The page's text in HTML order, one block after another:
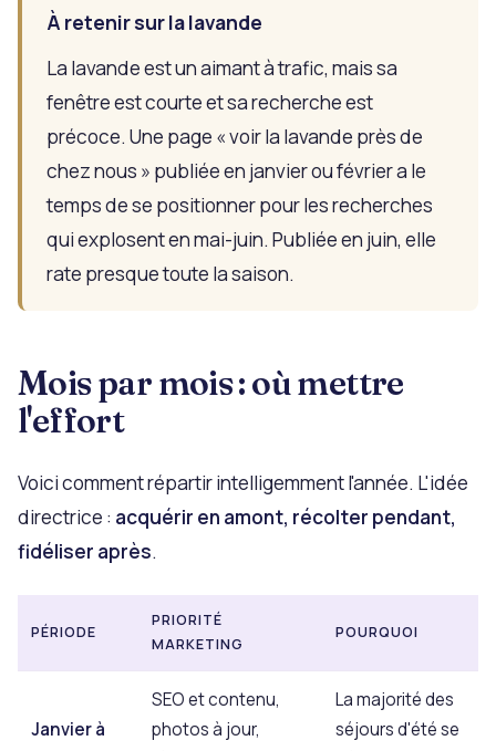
À retenir sur la lavande
La lavande est un aimant à trafic, mais sa
fenêtre est courte et sa recherche est
précoce. Une page « voir la lavande près de
chez nous » publiée en janvier ou février a le
temps de se positionner pour les recherches
qui explosent en mai-juin. Publiée en juin, elle
rate presque toute la saison.
Mois par mois : où mettre
l'effort
Voici comment répartir intelligemment l'année. L'idée
directrice : acquérir en amont, récolter pendant,
fidéliser après.
PÉRIODE
PRIORITÉ
MARKETING
POURQUOI
Janvier à
SEO et contenu,
photos à jour,
La majorité des
séjours d'été se